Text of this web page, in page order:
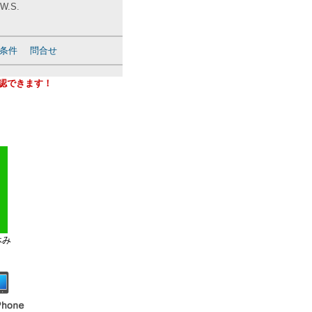
件 問合せ
できます！
み